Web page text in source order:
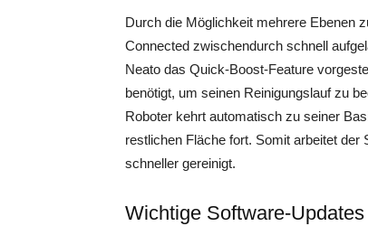
Durch die Möglichkeit mehrere Ebenen
Connected zwischendurch schnell
Neato das Quick-Boost-Feature
benötigt, um seinen Reinigungslauf zu
Roboter kehrt automatisch zu seiner
restlichen Fläche fort. Somit arbeitet der
schneller gereinigt.
Wichtige Software-Updates